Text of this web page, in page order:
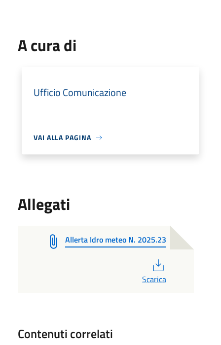
A cura di
Ufficio Comunicazione
VAI ALLA PAGINA
Allegati
Allerta Idro meteo N. 2025.23
Scarica
Contenuti correlati